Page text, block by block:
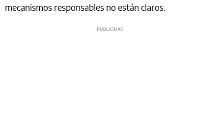
mecanismos responsables no están claros.